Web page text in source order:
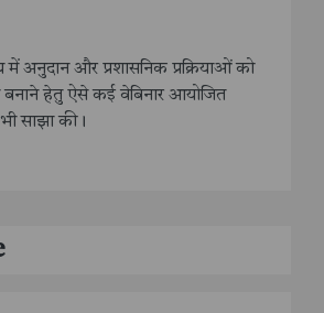
अनुदान और प्रशासनिक प्रक्रियाओं को
हेतु ऐसे कई वेबिनार आयोजित
साझा की।